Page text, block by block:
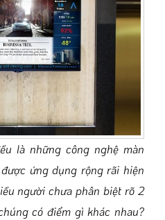
là những công nghệ màn
ứng dụng rộng rãi hiện
người chưa phân biệt rõ 2
có điểm gì khác nhau?